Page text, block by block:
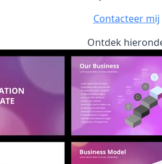
Contacteer mij
Ontdek